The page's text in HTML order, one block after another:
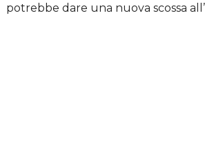
potrebbe dare una nuova scossa